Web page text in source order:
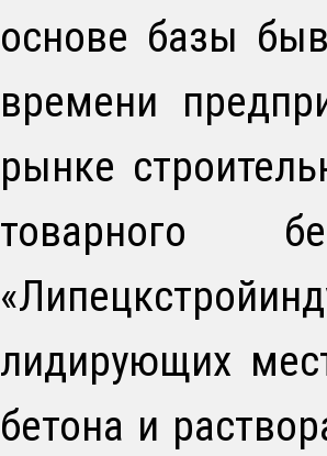
основе базы
времени
рынке
товарного
лидирующих
бетона и